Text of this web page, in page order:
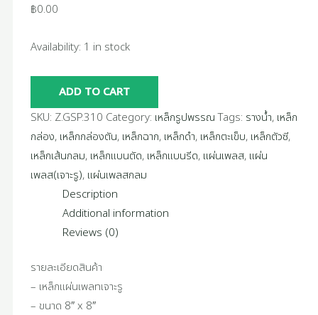
฿0.00
Availability: 1 in stock
quantity
ADD TO CART
SKU: Z.GSP.310 Category: เหล็กรูปพรรณ Tags: รางน้ำ, เหล็ก
กล่อง, เหล็กกล่องตัน, เหล็กฉาก, เหล็กดำ, เหล็กตะเข็บ, เหล็กตัวซี,
เหล็กเส้นกลม, เหล็กแบนตัด, เหล็กแบนรีด, แผ่นเพลส, แผ่น
เพลส(เจาะรู), แผ่นเพลสกลม
Description
Additional information
Reviews (0)
รายละเอียดสินค้า
– เหล็กแผ่นเพลทเจาะรู
– ขนาด 8″ x 8″